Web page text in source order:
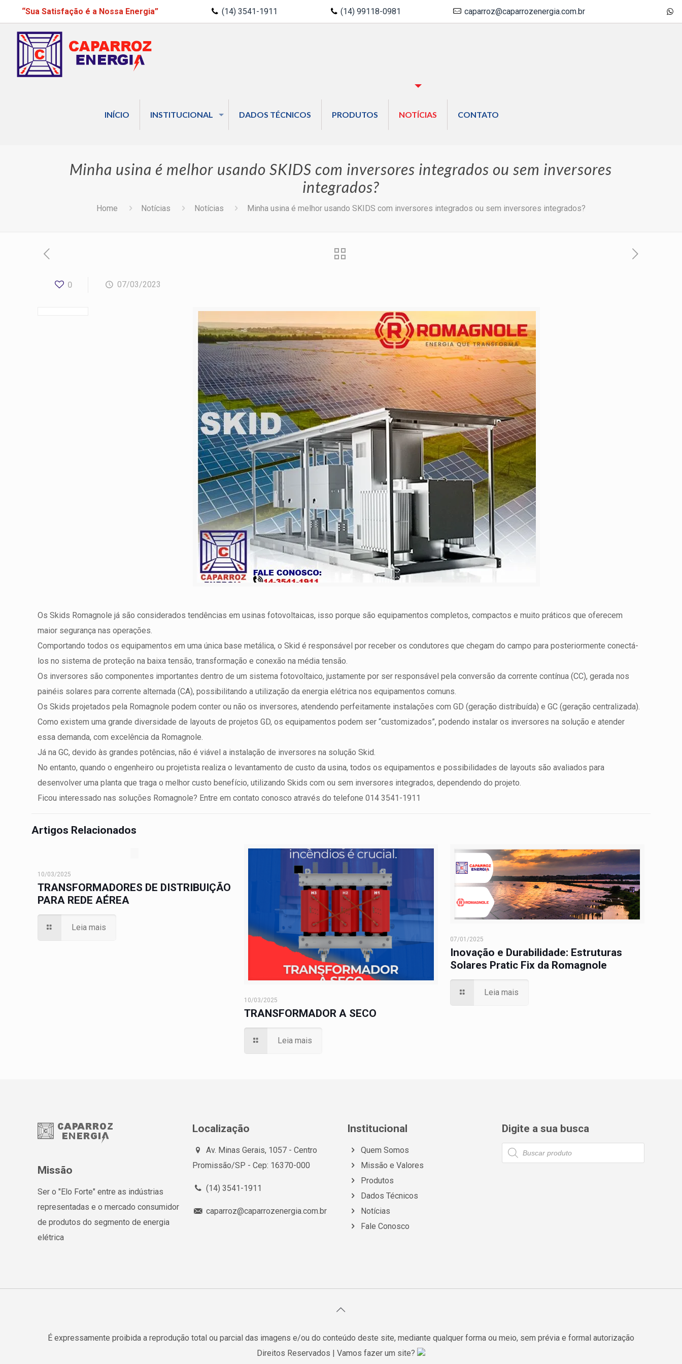
“Sua Satisfação é a Nossa Energia” (14) 3541-1911 (14) 99118-0981 caparroz@caparrozenergia.com.br
INÍCIO INSTITUCIONAL DADOS TÉCNICOS PRODUTOS NOTÍCIAS CONTATO
Minha usina é melhor usando SKIDS com inversores integrados ou sem inversores
integrados?
Home Notícias Notícias Minha usina é melhor usando SKIDS com inversores integrados ou sem inversores integrados?
0 07/03/2023
Os Skids Romagnole já são considerados tendências em usinas fotovoltaicas, isso porque são equipamentos completos, compactos e muito práticos que oferecem
maior segurança nas operações.
Comportando todos os equipamentos em uma única base metálica, o Skid é responsável por receber os condutores que chegam do campo para posteriormente conectá-
los no sistema de proteção na baixa tensão, transformação e conexão na média tensão.
Os inversores são componentes importantes dentro de um sistema fotovoltaico, justamente por ser responsável pela conversão da corrente contínua (CC), gerada nos
painéis solares para corrente alternada (CA), possibilitando a utilização da energia elétrica nos equipamentos comuns.
Os Skids projetados pela Romagnole podem conter ou não os inversores, atendendo perfeitamente instalações com GD (geração distribuída) e GC (geração centralizada).
Como existem uma grande diversidade de layouts de projetos GD, os equipamentos podem ser “customizados”, podendo instalar os inversores na solução e atender
essa demanda, com excelência da Romagnole.
Já na GC, devido às grandes potências, não é viável a instalação de inversores na solução Skid.
No entanto, quando o engenheiro ou projetista realiza o levantamento de custo da usina, todos os equipamentos e possibilidades de layouts são avaliados para
desenvolver uma planta que traga o melhor custo benefício, utilizando Skids com ou sem inversores integrados, dependendo do projeto.
Ficou interessado nas soluções Romagnole? Entre em contato conosco através do telefone 014 3541-1911
Artigos Relacionados
10/03/2025
TRANSFORMADORES DE DISTRIBUIÇÃO
PARA REDE AÉREA
Leia mais
10/03/2025
TRANSFORMADOR A SECO
Leia mais
07/01/2025
Inovação e Durabilidade: Estruturas
Solares Pratic Fix da Romagnole
Leia mais
Missão
Ser o "Elo Forte" entre as indústrias
representadas e o mercado consumidor
de produtos do segmento de energia
elétrica
Localização
Av. Minas Gerais, 1057 - Centro
Promissão/SP - Cep: 16370-000
(14) 3541-1911
caparroz@caparrozenergia.com.br
Institucional
Quem Somos
Missão e Valores
Produtos
Dados Técnicos
Notícias
Fale Conosco
Digite a sua busca
Pesquisar
produtos
É expressamente proibida a reprodução total ou parcial das imagens e/ou do conteúdo deste site, mediante qualquer forma ou meio, sem prévia e formal autorização
Direitos Reservados | Vamos fazer um site?